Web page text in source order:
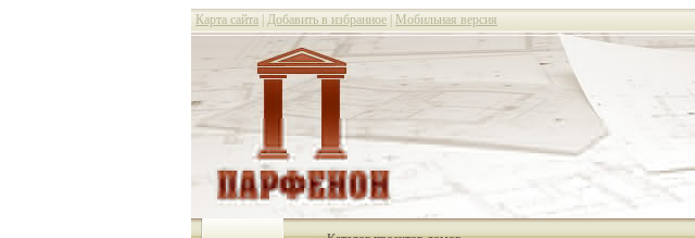
Карта сайта Добавить в избранное Мобильная версия